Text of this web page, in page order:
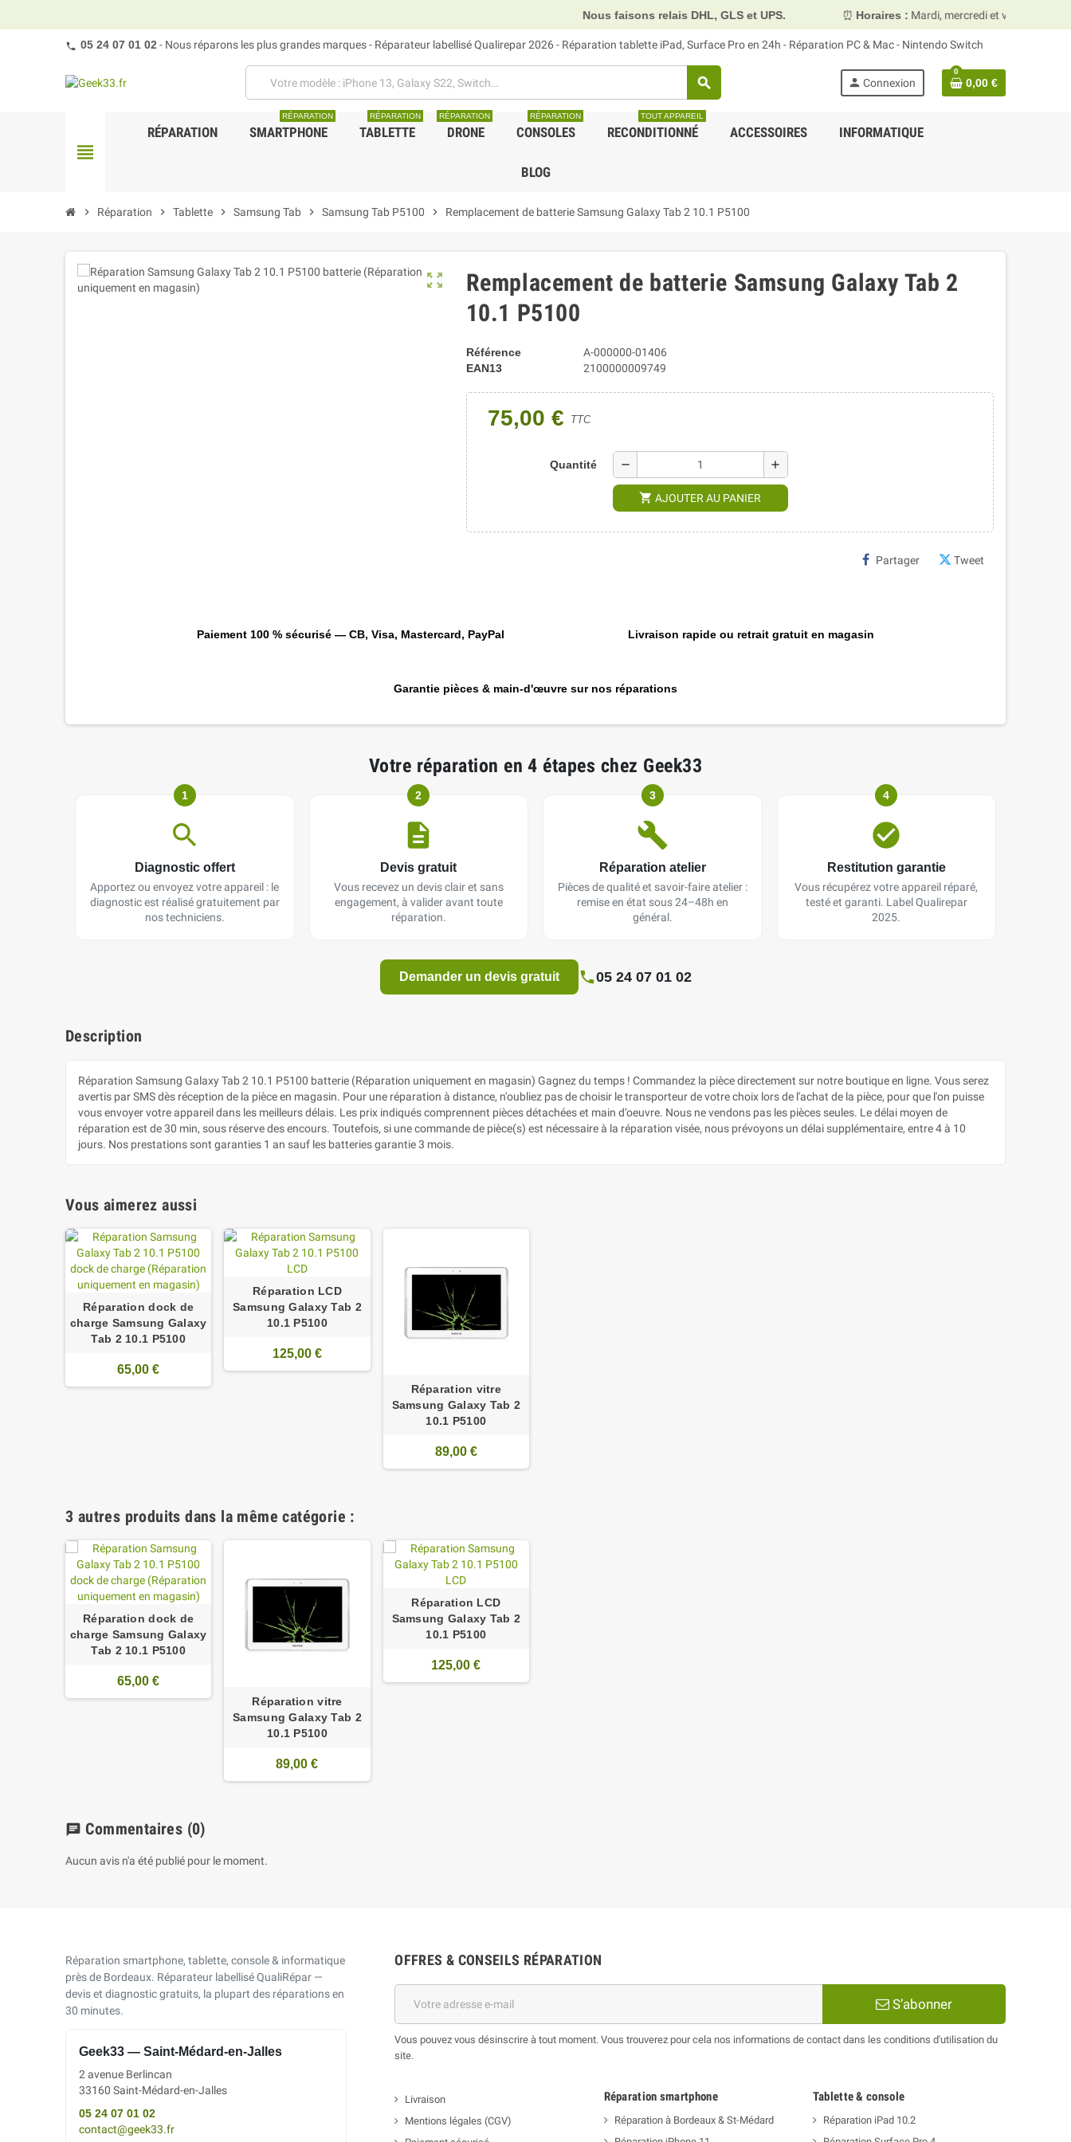
Nous faisons relais DHL, GLS et UPS. ⏰Horaires : Mardi, mercredi et vendredi 10h00–13h30 &
05 24 07 01 02- Nous réparons les plus grandes marques - Réparateur labellisé Qualirepar 2026 - Réparation tablette iPad, Surface Pro en 24h - Réparation PC & Mac - Nintendo Switch
search person Connexion
0
0,00 €
view_headline
RÉPARATION SMARTPHONE
RÉPARATION
TABLETTE
RÉPARATION
DRONE
RÉPARATION
CONSOLES
RÉPARATION
RECONDITIONNÉ
TOUT APPAREIL
ACCESSOIRES INFORMATIQUE
BLOG
chevron_right Réparation chevron_right Tablette chevron_right Samsung Tab chevron_right Samsung Tab P5100 chevron_right Remplacement de batterie Samsung Galaxy Tab 2 10.1 P5100
zoom_out_map
Remplacement de batterie Samsung Galaxy Tab 2
10.1 P5100
Référence
A-000000-01406
EAN13
2100000009749
75,00 € TTC
Quantité remove add
shopping_cart AJOUTER AU PANIER
Partager Tweet
Paiement 100 % sécurisé — CB, Visa, Mastercard, PayPal Livraison rapide ou retrait gratuit en magasin
Garantie pièces & main-d'œuvre sur nos réparations
Votre réparation en 4 étapes chez Geek33
1
Diagnostic offert
Apportez ou envoyez votre appareil : le
diagnostic est réalisé gratuitement par
nos techniciens.
2
Devis gratuit
Vous recevez un devis clair et sans
engagement, à valider avant toute
réparation.
3
Réparation atelier
Pièces de qualité et savoir-faire atelier :
remise en état sous 24–48h en
général.
4
Restitution garantie
Vous récupérez votre appareil réparé,
testé et garanti. Label Qualirepar
2025.
Demander un devis gratuit 05 24 07 01 02
Description
Réparation Samsung Galaxy Tab 2 10.1 P5100 batterie (Réparation uniquement en magasin) Gagnez du temps ! Commandez la pièce directement sur notre boutique en ligne. Vous serez
avertis par SMS dès réception de la pièce en magasin. Pour une réparation à distance, n'oubliez pas de choisir le transporteur de votre choix lors de l'achat de la pièce, pour que l'on puisse
vous envoyer votre appareil dans les meilleurs délais. Les prix indiqués comprennent pièces détachées et main d’oeuvre. Nous ne vendons pas les pièces seules. Le délai moyen de
réparation est de 30 min, sous réserve des encours. Toutefois, si une commande de pièce(s) est nécessaire à la réparation visée, nous prévoyons un délai supplémentaire, entre 4 à 10
jours. Nos prestations sont garanties 1 an sauf les batteries garantie 3 mois.
Vous aimerez aussi
Réparation dock de
charge Samsung Galaxy
Tab 2 10.1 P5100
65,00 €
Réparation LCD
Samsung Galaxy Tab 2
10.1 P5100
125,00 €
Réparation vitre
Samsung Galaxy Tab 2
10.1 P5100
89,00 €
3 autres produits dans la même catégorie :
Réparation dock de
charge Samsung Galaxy
Tab 2 10.1 P5100
65,00 €
Réparation vitre
Samsung Galaxy Tab 2
10.1 P5100
89,00 €
Réparation LCD
Samsung Galaxy Tab 2
10.1 P5100
125,00 €
chat Commentaires (0)
Aucun avis n'a été publié pour le moment.
Réparation smartphone, tablette, console & informatique
près de Bordeaux. Réparateur labellisé QualiRépar —
devis et diagnostic gratuits, la plupart des réparations en
30 minutes.
Geek33 — Saint-Médard-en-Jalles
2 avenue Berlincan
33160 Saint-Médard-en-Jalles
05 24 07 01 02
contact@geek33.fr
OFFRES & CONSEILS RÉPARATION
S’abonner
Vous pouvez vous désinscrire à tout moment. Vous trouverez pour cela nos informations de contact dans les conditions d'utilisation du
site.
Livraison
Mentions légales (CGV)
Réparation smartphone
Réparation à Bordeaux & St-Médard
Tablette & console
Réparation iPad 10.2